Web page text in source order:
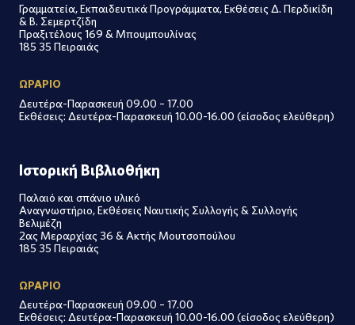
Γραμματεία, Εκπαιδευτικά Προγράμματα, Εκθέσεις Δ. Περδικίδη
& Β. Σεμερτζίδη
Πραξιτέλους 169 & Μπουμπουλίνας
185 35 Πειραιάς
ΩΡΑΡΙΟ
Δευτέρα-Παρασκευή 09.00 – 17.00
Εκθέσεις: Δευτέρα-Παρασκευή 10.00-16.00 (είσοδος ελεύθερη)
Ιστορική Βιβλιοθήκη
Παλαιό και σπάνιο υλικό
Αναγνωστήριο, Εκθέσεις Ναυτικής Συλλογής & Συλλογής
Βελιμέζη
2ας Μεραρχίας 36 & Ακτής Μουτσοπούλου
185 35 Πειραιάς
ΩΡΑΡΙΟ
Δευτέρα-Παρασκευή 09.00 – 17.00
Εκθέσεις: Δευτέρα-Παρασκευή 10.00-16.00 (είσοδος ελεύθερη)